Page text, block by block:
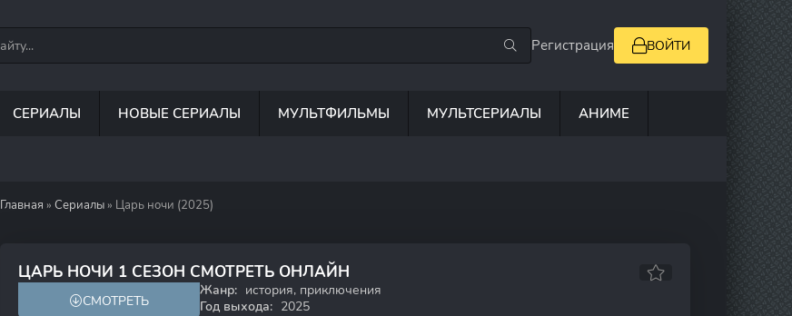
Регистрация ВОЙТИ
СЕРИАЛЫ НОВЫЕ СЕРИАЛЫ МУЛЬТФИЛЬМЫ МУЛЬТСЕРИАЛЫ АНИМЕ
Главная » Сериалы » Царь ночи (2025)
ЦАРЬ НОЧИ 1 СЕЗОН СМОТРЕТЬ ОНЛАЙН
СМОТРЕТЬ
Жанр: история, приключения
Год выхода: 2025